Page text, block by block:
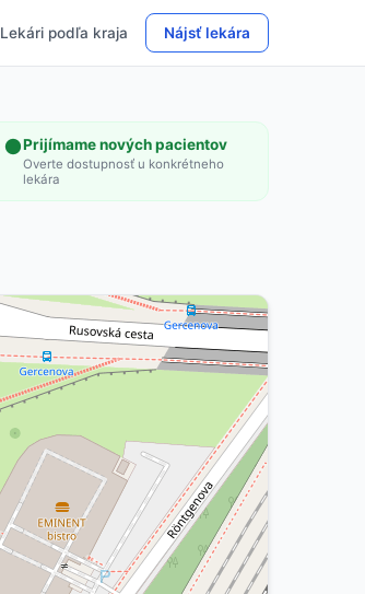
Lekári podľa kraja Nájsť lekára
Prijímame nových pacientov
Overte dostupnosť u konkrétneho
lekára